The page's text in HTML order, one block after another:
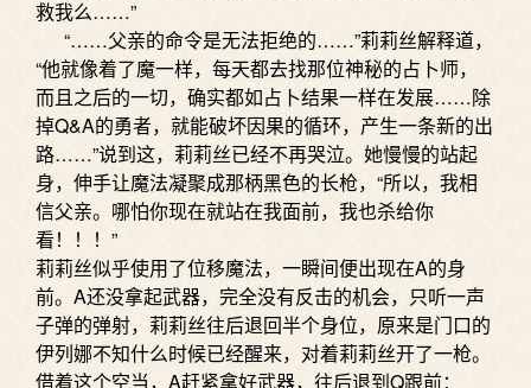
救我么……”
“……父亲的命令是无法拒绝的……”莉莉丝解释道，
“他就像着了魔一样，每天都去找那位神秘的占卜师，
而且之后的一切，确实都如占卜结果一样在发展……除
掉Q&A的勇者，就能破坏因果的循环，产生一条新的出
路……”说到这，莉莉丝已经不再哭泣。她慢慢的站起
身，伸手让魔法凝聚成那柄黑色的长枪，“所以，我相
信父亲。哪怕你现在就站在我面前，我也杀给你
看！！！”
莉莉丝似乎使用了位移魔法，一瞬间便出现在A的身
前。A还没拿起武器，完全没有反击的机会，只听一声
子弹的弹射，莉莉丝往后退回半个身位，原来是门口的
伊列娜不知什么时候已经醒来，对着莉莉丝开了一枪。
借着这个空当，A赶紧拿好武器，往后退到Q跟前：